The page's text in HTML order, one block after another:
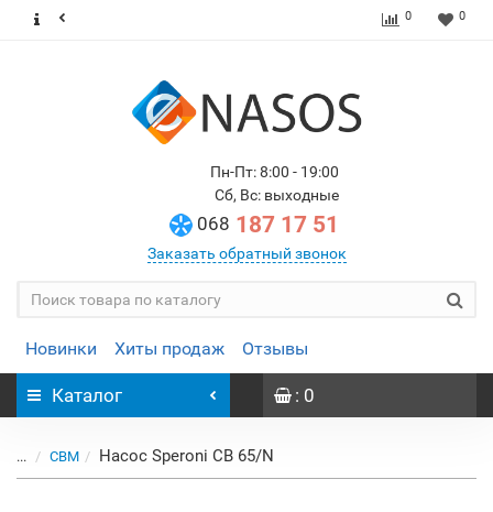
0 0
Пн-Пт: 8:00 - 19:00
Сб, Вс: выходные
068 187 17 51
Заказать обратный звонок
Новинки Хиты продаж Отзывы
Каталог : 0
... CBM Насос Speroni CB 65/N